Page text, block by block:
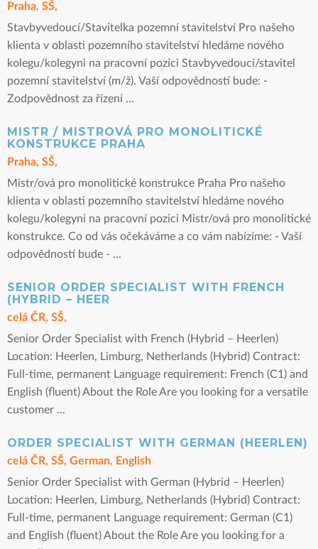
Praha, SŠ,
Stavbyvedoucí/Stavitelka pozemní stavitelství Pro našeho
klienta v oblasti pozemního stavitelství hledáme nového
kolegu/kolegyni na pracovní pozici Stavbyvedoucí/stavitel
pozemní stavitelství (m/ž). Vaší odpovědností bude: -
Zodpovědnost za řízení ...
MISTR / MISTROVÁ PRO MONOLITICKÉ
KONSTRUKCE PRAHA
Praha, SŠ,
Mistr/ová pro monolitické konstrukce Praha Pro našeho
klienta v oblasti pozemního stavitelství hledáme nového
kolegu/kolegyni na pracovní pozici Mistr/ová pro monolitické
konstrukce. Co od vás očekáváme a co vám nabízíme: - Vaší
odpovědností bude - ...
SENIOR ORDER SPECIALIST WITH FRENCH
(HYBRID – HEER
celá ČR, SŠ,
Senior Order Specialist with French (Hybrid – Heerlen)
Location: Heerlen, Limburg, Netherlands (Hybrid) Contract:
Full-time, permanent Language requirement: French (C1) and
English (fluent) About the Role Are you looking for a versatile
customer ...
ORDER SPECIALIST WITH GERMAN (HEERLEN)
celá ČR, SŠ, German, English
Senior Order Specialist with German (Hybrid – Heerlen)
Location: Heerlen, Limburg, Netherlands (Hybrid) Contract:
Full-time, permanent Language requirement: German (C1)
and English (fluent) About the Role Are you looking for a